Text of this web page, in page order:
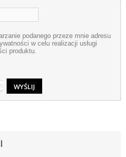
podanego przeze mnie adresu
w celu realizacji usługi
produktu.